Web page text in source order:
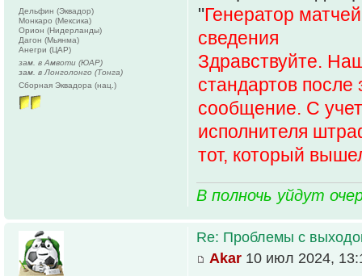
"Генератор
сведения
Здравствуйте.
стандартов
сообщение. С
исполнителя
тот, который
В полночь уйдут
Дельфин (Эквадор)
Монкаро (Мексика)
Орион (Нидерланды)
Дагон (Мьянма)
Анегри (ЦАР)
зам. в Амвоти (ЮАР)
зам. в Лонголонго (Тонга)
Сборная Эквадора (нац.)
Re: Проблемы с
Akar 10 июл 2024,